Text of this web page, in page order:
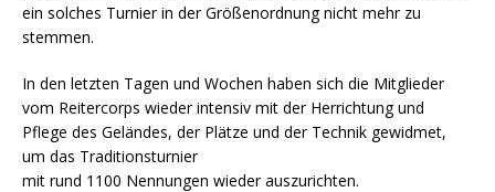
ein solches Turnier in der Größenordnung nicht mehr zu
stemmen.
In den letzten Tagen und Wochen haben sich die Mitglieder
vom Reitercorps wieder intensiv mit der Herrichtung und
Pflege des Geländes, der Plätze und der Technik gewidmet,
um das Traditionsturnier
mit rund 1100 Nennungen wieder auszurichten.